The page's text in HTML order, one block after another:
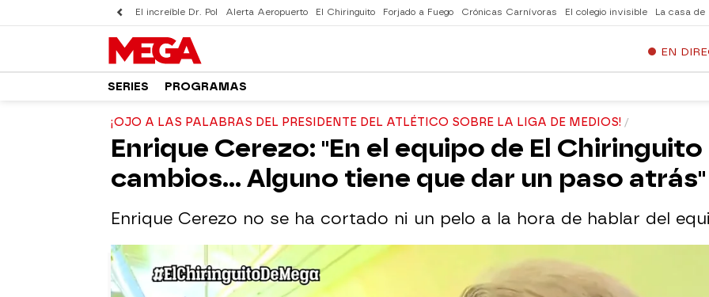
El increíble Dr. Pol Alerta Aeropuerto El Chiringuito Forjado a Fuego Crónicas Carnívoras El colegio invisible La casa de
EN
SERIES PROGRAMAS
¡OJO A LAS PALABRAS DEL PRESIDENTE DEL ATLÉTICO SOBRE LA LIGA DE MEDIOS!
Enrique Cerezo: "En el equipo de El
cambios... Alguno tiene que dar un paso atrás"
Enrique Cerezo no se ha cortado ni un pelo a la hora de hablar del